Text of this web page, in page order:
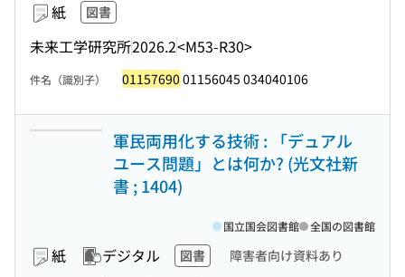
紙 図書
未来工学研究所2026.2<M53-R30>
件名（識別子） 01157690 01156045 034040106
軍民両用化する技術 : 「デュアル
ユース問題」とは何か? (光文社新
書 ; 1404)
紙 デジタル 図書 障害者向け資料あり
国立国会図書館 全国の図書館